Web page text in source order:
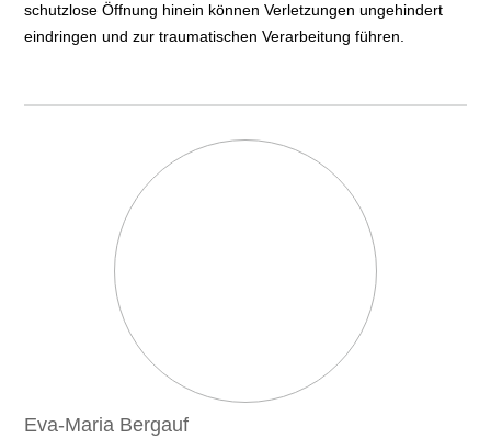
schutzlose Öffnung hinein können Verletzungen ungehindert
eindringen und zur traumatischen Verarbeitung führen.
Eva-Maria Bergauf